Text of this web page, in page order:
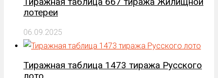
лотереи
06.09.2025
Тиражная таблица 1473 тиража Русского